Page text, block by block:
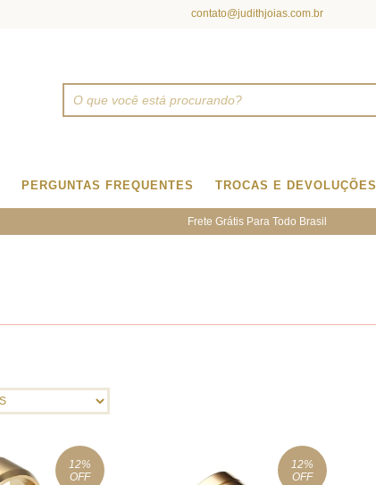
contato@judithjoias.com.br
PERGUNTAS FREQUENTES TROCAS E DEVOLUÇÕES
Frete Grátis Para Todo Brasil
12%
OFF
12%
OFF